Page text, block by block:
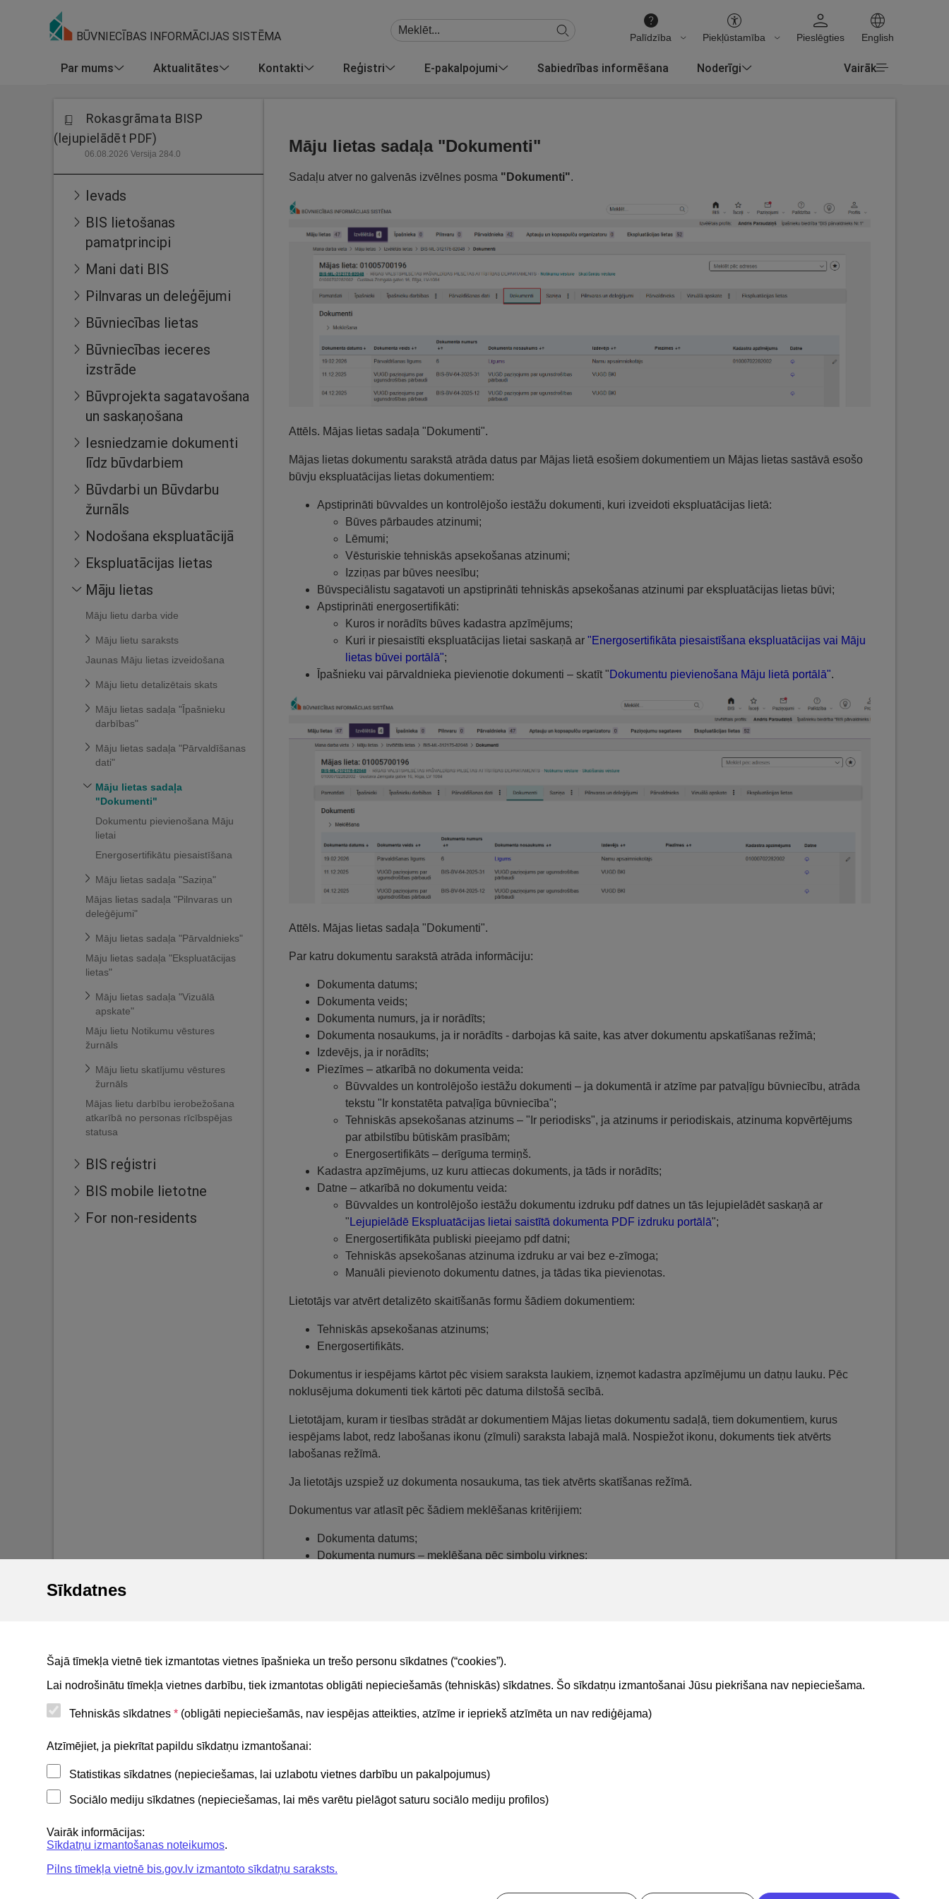
BŪVNIECĪBAS INFORMĀCIJAS SISTĒMA Palīdzība Piekļūstamība Pieslēgties English
Par mums Aktualitātes Kontakti Reģistri E-pakalpojumi Sabiedrības informēšana Noderīgi Vairāk
Sīkdatnes
Šajā tīmekļa vietnē tiek izmantotas vietnes īpašnieka un trešo personu sīkdatnes (“cookies”).
Lai nodrošinātu tīmekļa vietnes darbību, tiek izmantotas obligāti nepieciešamās (tehniskās) sīkdatnes. Šo sīkdatņu izmantošanai Jūsu piekrišana nav nepieciešama.
Tehniskās sīkdatnes * (obligāti nepieciešamās, nav iespējas atteikties, atzīme ir iepriekš atzīmēta un nav rediģējama)
Atzīmējiet, ja piekrītat papildu sīkdatņu izmantošanai:
Statistikas sīkdatnes (nepieciešamas, lai uzlabotu vietnes darbību un pakalpojumus)
Sociālo mediju sīkdatnes (nepieciešamas, lai mēs varētu pielāgot saturu sociālo mediju profilos)
Vairāk informācijas:
Sīkdatņu izmantošanas noteikumos.
Pilns tīmekļa vietnē bis.gov.lv izmantoto sīkdatņu saraksts.
Rokasgrāmata BISP
(lejupielādēt PDF)
06.08.2026 Versija 284.0
Ievads
BIS lietošanas
pamatprincipi
Mani dati BIS
Pilnvaras un deleģējumi
Būvniecības lietas
Būvniecības ieceres
izstrāde
Būvprojekta sagatavošana
un saskaņošana
Iesniedzamie dokumenti
līdz būvdarbiem
Būvdarbi un Būvdarbu
žurnāls
Nodošana ekspluatācijā
Ekspluatācijas lietas
Māju lietas
Māju lietu darba vide
Māju lietu saraksts
Jaunas Māju lietas izveidošana
Māju lietu detalizētais skats
Māju lietas sadaļa "Īpašnieku
darbības"
Māju lietas sadaļa "Pārvaldīšanas
dati"
Māju lietas sadaļa
"Dokumenti"
Dokumentu pievienošana Māju
lietai
Energosertifikātu piesaistīšana
Māju lietas sadaļa "Saziņa"
Mājas lietas sadaļa "Pilnvaras un
deleģējumi"
Māju lietas sadaļa "Pārvaldnieks"
Māju lietas sadaļa "Ekspluatācijas
lietas"
Māju lietas sadaļa "Vizuālā
apskate"
Māju lietu Notikumu vēstures
žurnāls
Māju lietu skatījumu vēstures
žurnāls
Mājas lietu darbību ierobežošana
atkarībā no personas rīcībspējas
statusa
BIS reģistri
BIS mobile lietotne
For non-residents
Māju lietas sadaļa "Dokumenti"
Sadaļu atver no galvenās izvēlnes posma "Dokumenti".
Attēls. Mājas lietas sadaļa "Dokumenti".
Mājas lietas dokumentu sarakstā atrāda datus par Mājas lietā esošiem dokumentiem un Mājas lietas sastāvā esošo
būvju ekspluatācijas lietas dokumentiem:
Apstiprināti būvvaldes un kontrolējošo iestāžu dokumenti, kuri izveidoti ekspluatācijas lietā:
Būves pārbaudes atzinumi;
Lēmumi;
Vēsturiskie tehniskās apsekošanas atzinumi;
Izziņas par būves neesību;
Būvspeciālistu sagatavoti un apstiprināti tehniskās apsekošanas atzinumi par ekspluatācijas lietas būvi;
Apstiprināti energosertifikāti:
Kuros ir norādīts būves kadastra apzīmējums;
Kuri ir piesaistīti ekspluatācijas lietai saskaņā ar "Energosertifikāta piesaistīšana ekspluatācijas vai Māju
lietas būvei portālā";
Īpašnieku vai pārvaldnieka pievienotie dokumenti – skatīt " Dokumentu pievienošana Māju lietā portālā".
Attēls. Mājas lietas sadaļa "Dokumenti".
Par katru dokumentu sarakstā atrāda informāciju:
Dokumenta datums;
Dokumenta veids;
Dokumenta numurs, ja ir norādīts;
Dokumenta nosaukums, ja ir norādīts - darbojas kā saite, kas atver dokumentu apskatīšanas režīmā;
Izdevējs, ja ir norādīts;
Piezīmes – atkarībā no dokumenta veida:
Būvvaldes un kontrolējošo iestāžu dokumenti – ja dokumentā ir atzīme par patvaļīgu būvniecību, atrāda
tekstu "Ir konstatēta patvaļīga būvniecība";
Tehniskās apsekošanas atzinums – "Ir periodisks", ja atzinums ir periodiskais, atzinuma kopvērtējums
par atbilstību būtiskām prasībām;
Energosertifikāts – derīguma termiņš.
Kadastra apzīmējums, uz kuru attiecas dokuments, ja tāds ir norādīts;
Datne – atkarībā no dokumentu veida:
Būvvaldes un kontrolējošo iestāžu dokumentu izdruku pdf datnes un tās lejupielādēt saskaņā ar
" Lejupielādē Ekspluatācijas lietai saistītā dokumenta PDF izdruku portālā";
Energosertifikāta publiski pieejamo pdf datni;
Tehniskās apsekošanas atzinuma izdruku ar vai bez e-zīmoga;
Manuāli pievienoto dokumentu datnes, ja tādas tika pievienotas.
Lietotājs var atvērt detalizēto skaitīšanās formu šādiem dokumentiem:
Tehniskās apsekošanas atzinums;
Energosertifikāts.
Dokumentus ir iespējams kārtot pēc visiem saraksta laukiem, izņemot kadastra apzīmējumu un datņu lauku. Pēc
noklusējuma dokumenti tiek kārtoti pēc datuma dilstošā secībā.
Lietotājam, kuram ir tiesības strādāt ar dokumentiem Mājas lietas dokumentu sadaļā, tiem dokumentiem, kurus
iespējams labot, redz labošanas ikonu (zīmuli) saraksta labajā malā. Nospiežot ikonu, dokuments tiek atvērts
labošanas režīmā.
Ja lietotājs uzspiež uz dokumenta nosaukuma, tas tiek atvērts skatīšanas režīmā.
Dokumentus var atlasīt pēc šādiem meklēšanas kritērijiem:
Dokumenta datums;
Dokumenta numurs – meklēšana pēc simbolu virknes;
Noderīgi
Privātuma politika
BIS lietošanas noteikumi
BIS atbalsta dienesta tālrunis: